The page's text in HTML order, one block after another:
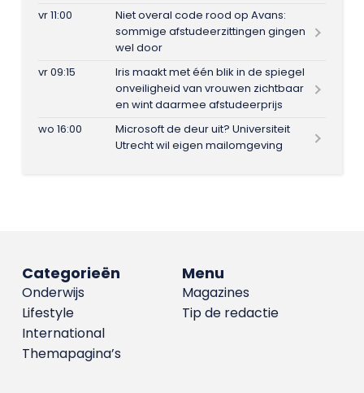
vr 11:00
Niet overal code rood op Avans:
sommige afstudeerzittingen gingen
wel door
vr 09:15
Iris maakt met één blik in de spiegel
onveiligheid van vrouwen zichtbaar
en wint daarmee afstudeerprijs
wo 16:00
Microsoft de deur uit? Universiteit
Utrecht wil eigen mailomgeving
Menu
Magazines
Tip de redactie
Categorieën
Onderwijs
Lifestyle
International
Themapagina’s